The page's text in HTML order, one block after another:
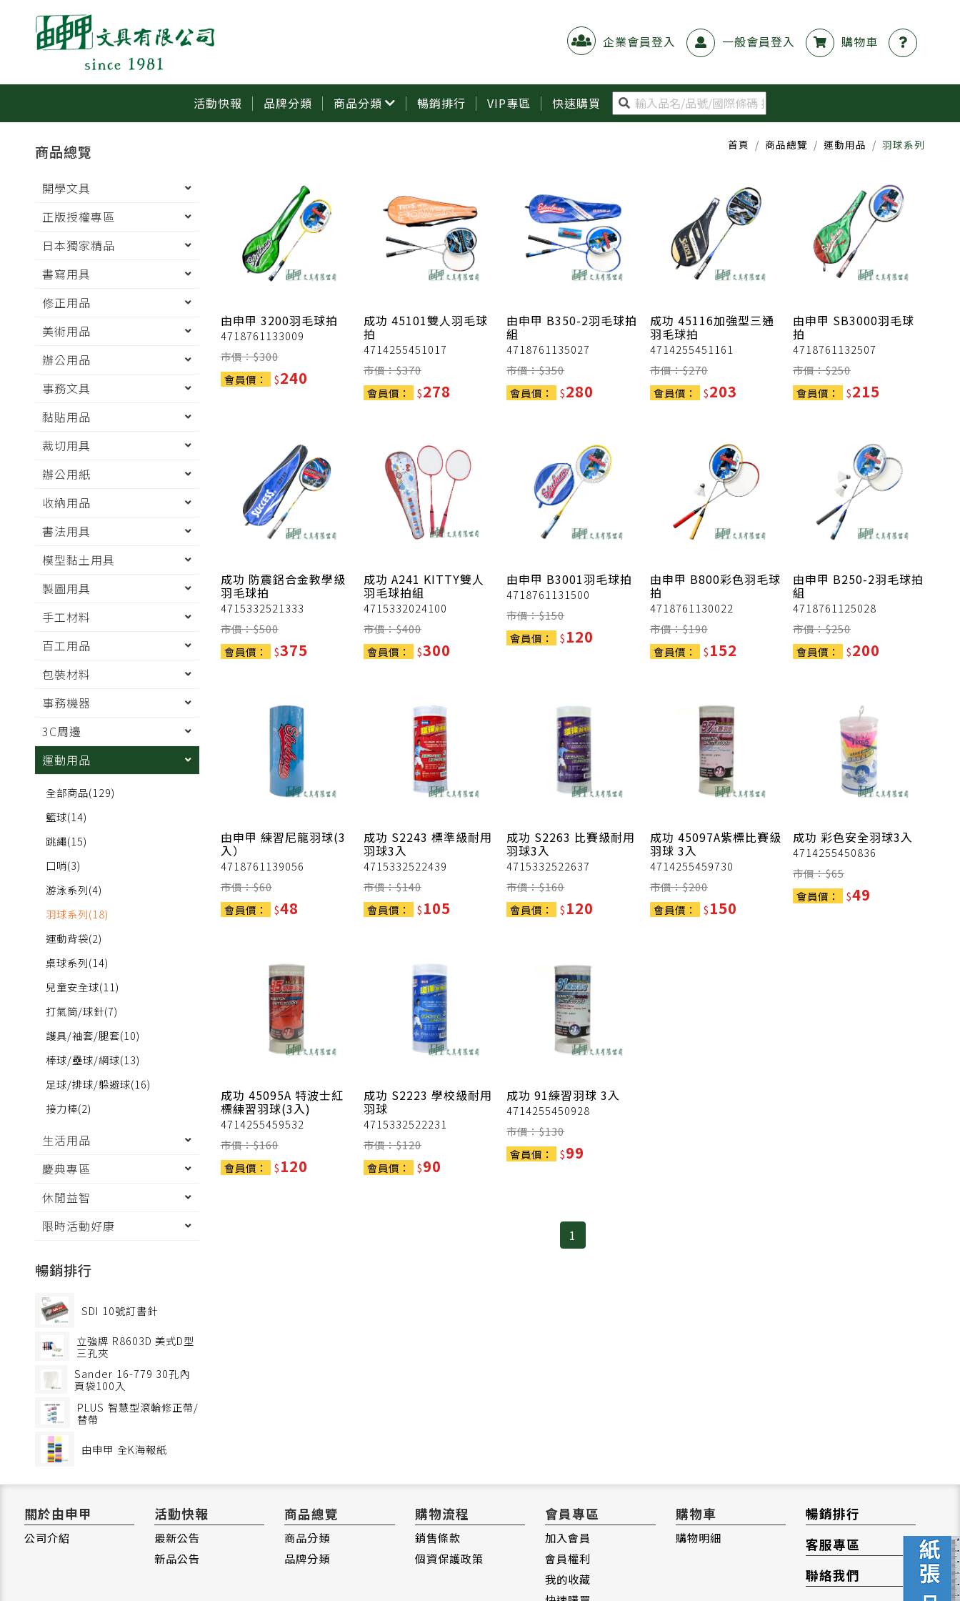
企業會員登入 一般會員登入 購物車
活動快報 品牌分類 商品分類 暢銷排行 VIP專區 快速購買
商品總覽
開學文具
正版授權專區
日本獨家精品
書寫用具
修正用品
美術用品
辦公用品
事務文具
黏貼用品
裁切用具
辦公用紙
收納用品
書法用具
模型黏土用具
製圖用具
手工材料
百工用品
包裝材料
事務機器
3C周邊
運動用品
全部商品(129)
籃球(14)
跳繩(15)
口哨(3)
游泳系列(4)
羽球系列(18)
運動背袋(2)
桌球系列(14)
兒童安全球(11)
打氣筒/球針(7)
護具/袖套/腿套(10)
棒球/壘球/網球(13)
足球/排球/躲避球(16)
接力棒(2)
生活用品
慶典專區
休閒益智
限時活動好康
暢銷排行
SDI 10號訂書針
立強牌 R8603D 美式D型
三孔夾
Sander 16-779 30孔內
頁袋100入
PLUS 智慧型滾輪修正帶/
替帶
由申甲 全K海報紙
首頁 商品總覽 運動用品 羽球系列
由申甲 3200羽毛球拍
4718761133009
市價：$300
會員價：
$240
成功 45101雙人羽毛球
拍
4714255451017
市價：$370
會員價：
$278
由申甲 B350-2羽毛球拍
組
4718761135027
市價：$350
會員價：
$280
成功 45116加強型三通
羽毛球拍
4714255451161
市價：$270
會員價：
$203
由申甲 SB3000羽毛球
拍
4718761132507
市價：$250
會員價：
$215
成功 防震鋁合金教學級
羽毛球拍
4715332521333
市價：$500
會員價：
$375
成功 A241 KITTY雙人
羽毛球拍組
4715332024100
市價：$400
會員價：
$300
由申甲 B3001羽毛球拍
4718761131500
市價：$150
會員價：
$120
由申甲 B800彩色羽毛球
拍
4718761130022
市價：$190
會員價：
$152
由申甲 B250-2羽毛球拍
組
4718761125028
市價：$250
會員價：
$200
由申甲 練習尼龍羽球(3
入）
4718761139056
市價：$60
會員價：
$48
成功 S2243 標準級耐用
羽球3入
4715332522439
市價：$140
會員價：
$105
成功 S2263 比賽級耐用
羽球3入
4715332522637
市價：$160
會員價：
$120
成功 45097A紫標比賽級
羽球 3入
4714255459730
市價：$200
會員價：
$150
成功 彩色安全羽球3入
4714255450836
市價：$65
會員價：
$49
成功 45095A 特波士紅
標練習羽球(3入)
4714255459532
市價：$160
會員價：
$120
成功 S2223 學校級耐用
羽球
4715332522231
市價：$120
會員價：
$90
成功 91練習羽球 3入
4714255450928
市價：$130
會員價：
$99
1
關於由申甲
公司介紹
活動快報
最新公告
新品公告
商品總覽
商品分類
品牌分類
購物流程
銷售條款
個資保護政策
會員專區
加入會員
會員權利
我的收藏
購物車
購物明細
暢銷排行
客服專區
聯絡我們